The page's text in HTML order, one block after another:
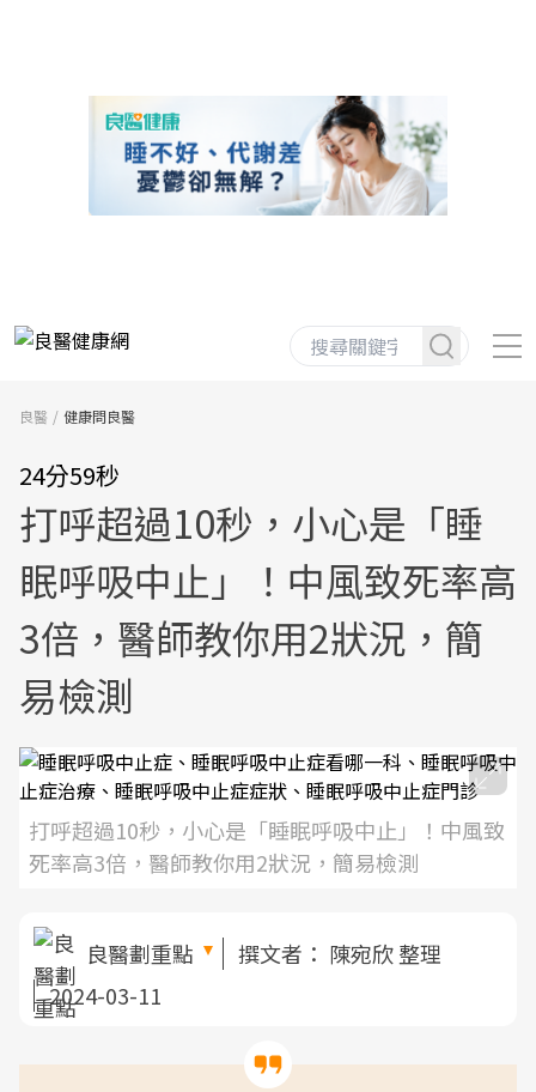
良醫 健康問良醫
24分59秒
打呼超過10秒，小心是「睡
眠呼吸中止」！中風致死率高
3倍，醫師教你用2狀況，簡
易檢測
打呼超過10秒，小心是「睡眠呼吸中止」！中風致
死率高3倍，醫師教你用2狀況，簡易檢測
良醫劃重點 撰文者： 陳宛欣 整理
2024-03-11